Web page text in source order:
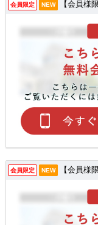
会員限定 NEW 【会員様
会員限定 NEW 【会員様